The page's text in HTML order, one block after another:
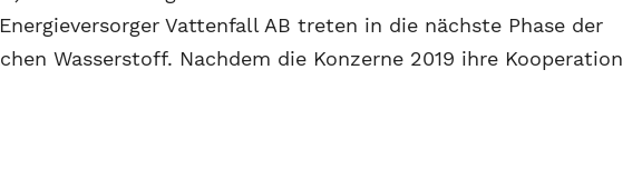
Vattenfall AB treten in die nächste Phase der
Wasserstoff. Nachdem die Konzerne 2019 ihre Kooperation